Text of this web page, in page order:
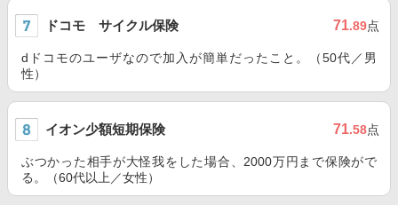
ドコモ サイクル保険 71.89点
dドコモのユーザなので加入が簡単だったこと。（50代／男
性）
イオン少額短期保険 71.58点
ぶつかった相手が大怪我をした場合、2000万円まで保険がで
る。（60代以上／女性）